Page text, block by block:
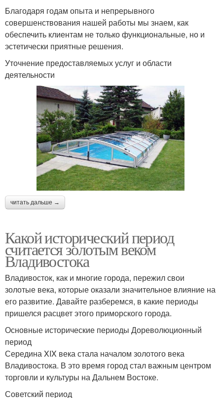
Благодаря годам опыта и непрерывного
совершенствования нашей работы мы знаем, как
обеспечить клиентам не только функциональные, но и
эстетически приятные решения.
Уточнение предоставляемых услуг и области
деятельности
читать дальше →
Какой исторический период
считается золотым веком
Владивостока
Владивосток, как и многие города, пережил свои
золотые века, которые оказали значительное влияние на
его развитие. Давайте разберемся, в какие периоды
пришелся расцвет этого приморского города.
Основные исторические периоды Дореволюционный
период
Середина XIX века стала началом золотого века
Владивостока. В это время город стал важным центром
торговли и культуры на Дальнем Востоке.
Советский период